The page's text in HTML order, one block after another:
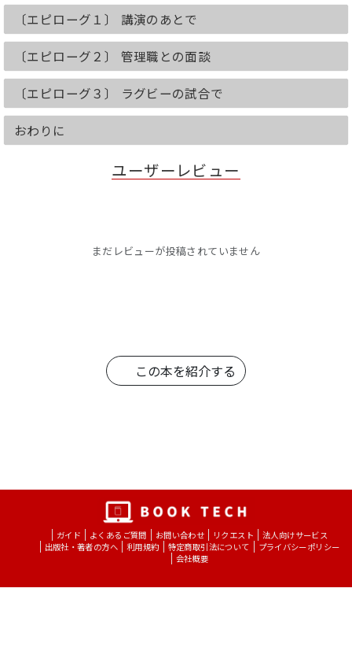
〔エピローグ１〕 講演のあとで
〔エピローグ２〕 管理職との面談
〔エピローグ３〕 ラグビーの試合で
おわりに
ユーザーレビュー
まだレビューが投稿されていません
この本を紹介する
ガイド よくあるご質問 お問い合わせ リクエスト
法人向けサービス
出版社・著者の方へ
利用規約 特定商取引法について
プライバシーポリシー
会社概要